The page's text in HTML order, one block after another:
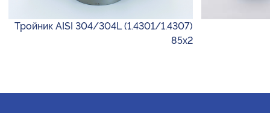
Тройник AISI 304/304L (1.4301/1.4307)
85х2